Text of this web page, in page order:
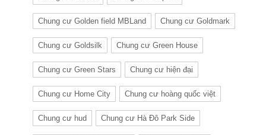
Chung cư Golden field MBLand Chung cư Goldmark
Chung cư Goldsilk Chung cư Green House
Chung cư Green Stars Chung cư hiện đại
Chung cư Home City Chung cư hoàng quốc việt
Chung cư hud Chung cư Hà Đô Park Side